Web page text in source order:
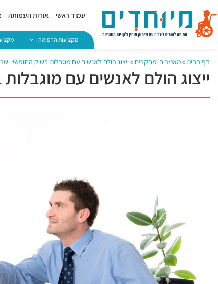
עמוד ראשי אודות העמותה
מקצועות הרפואה
דף הבית »מאמרים ומחקרים »ייצוג הולם לאנשים עם מוגבלות בשוק החופשי:
ייצוג הולם לאנשים עם